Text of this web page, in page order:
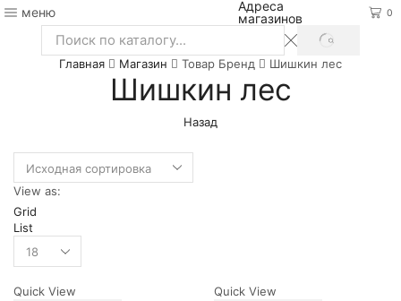
меню
Адреса
магазинов
0
Search
input
SEARCH
Главная Магазин Товар Бренд Шишкин лес
Шишкин лес
Назад
View as:
Grid
List
Quick View Quick View